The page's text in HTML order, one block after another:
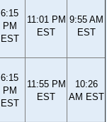
6:15
PM
EST
11:01 PM
EST
9:55 AM
EST
6:15
PM
EST
11:55 PM
EST
10:26
AM EST